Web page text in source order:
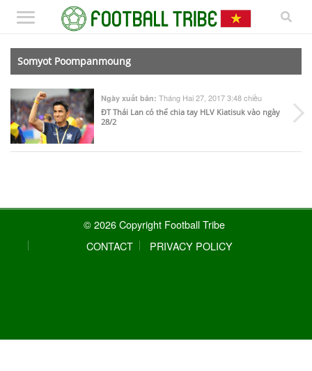
Somyot Poompanmoung
Ngày xuất bản: Tháng Hai 27, 2017 3:48 chiều
ĐT Thái Lan có thể chia tay HLV Kiatisuk vào ngày
28/2
© 2026 Copyright Football Tribe
CONTACT
PRIVACY POLICY